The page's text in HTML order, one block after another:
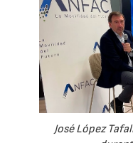
José López